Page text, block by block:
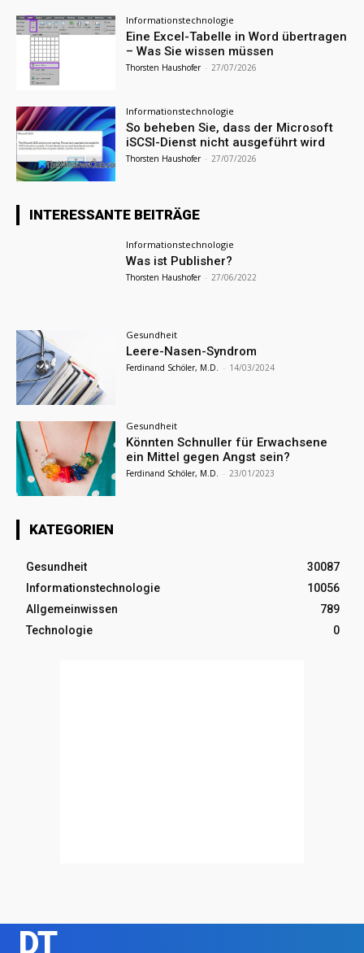
Informationstechnologie
Eine Excel-Tabelle in Word übertragen
– Was Sie wissen müssen
Thorsten Haushofer - 27/07/2026
Informationstechnologie
So beheben Sie, dass der Microsoft
iSCSI-Dienst nicht ausgeführt wird
Thorsten Haushofer - 27/07/2026
INTERESSANTE BEITRÄGE
Informationstechnologie
Was ist Publisher?
Thorsten Haushofer - 27/06/2022
Gesundheit
Leere-Nasen-Syndrom
Ferdinand Schöler, M.D. - 14/03/2024
Gesundheit
Könnten Schnuller für Erwachsene
ein Mittel gegen Angst sein?
Ferdinand Schöler, M.D. - 23/01/2023
KATEGORIEN
Gesundheit
30087
Informationstechnologie
10056
Allgemeinwissen
789
Technologie
0
DT